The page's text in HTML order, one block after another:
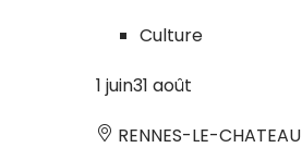
Culture
1 juin31 août
RENNES-LE-CHATEAU